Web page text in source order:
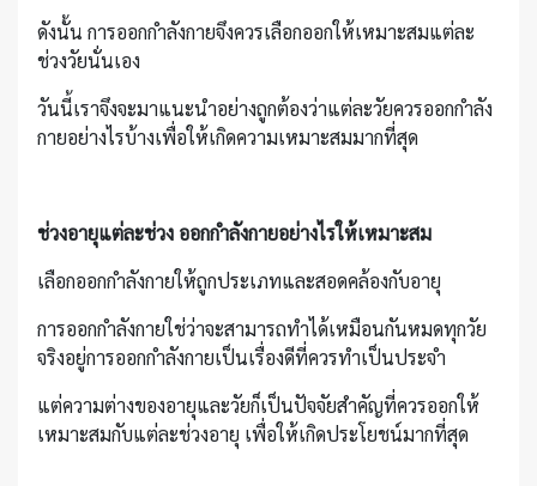
ดังนั้น การออกกำลังกายจึงควรเลือกออกให้เหมาะสมแต่ละ
ช่วงวัยนั่นเอง
วันนี้เราจึงจะมาแนะนำอย่างถูกต้องว่าแต่ละวัยควรออกกำลัง
กายอย่างไรบ้างเพื่อให้เกิดความเหมาะสมมากที่สุด
ช่วงอายุแต่ละช่วง ออกกำลังกายอย่างไรให้เหมาะสม
เลือกออกกำลังกายให้ถูกประเภทและสอดคล้องกับอายุ
การออกกำลังกายใช่ว่าจะสามารถทำได้เหมือนกันหมดทุกวัย
จริงอยู่การออกกำลังกายเป็นเรื่องดีที่ควรทำเป็นประจำ
แต่ความต่างของอายุและวัยก็เป็นปัจจัยสำคัญที่ควรออกให้
เหมาะสมกับแต่ละช่วงอายุ เพื่อให้เกิดประโยชน์มากที่สุด